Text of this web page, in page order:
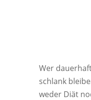
Wer
schlank
weder Diät